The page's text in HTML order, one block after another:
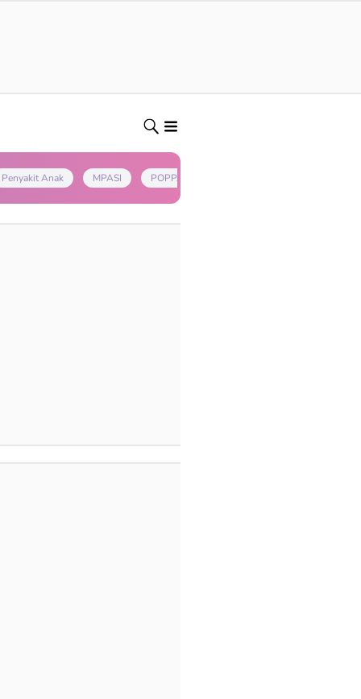
Penyakit Anak MPASI POPPAPA